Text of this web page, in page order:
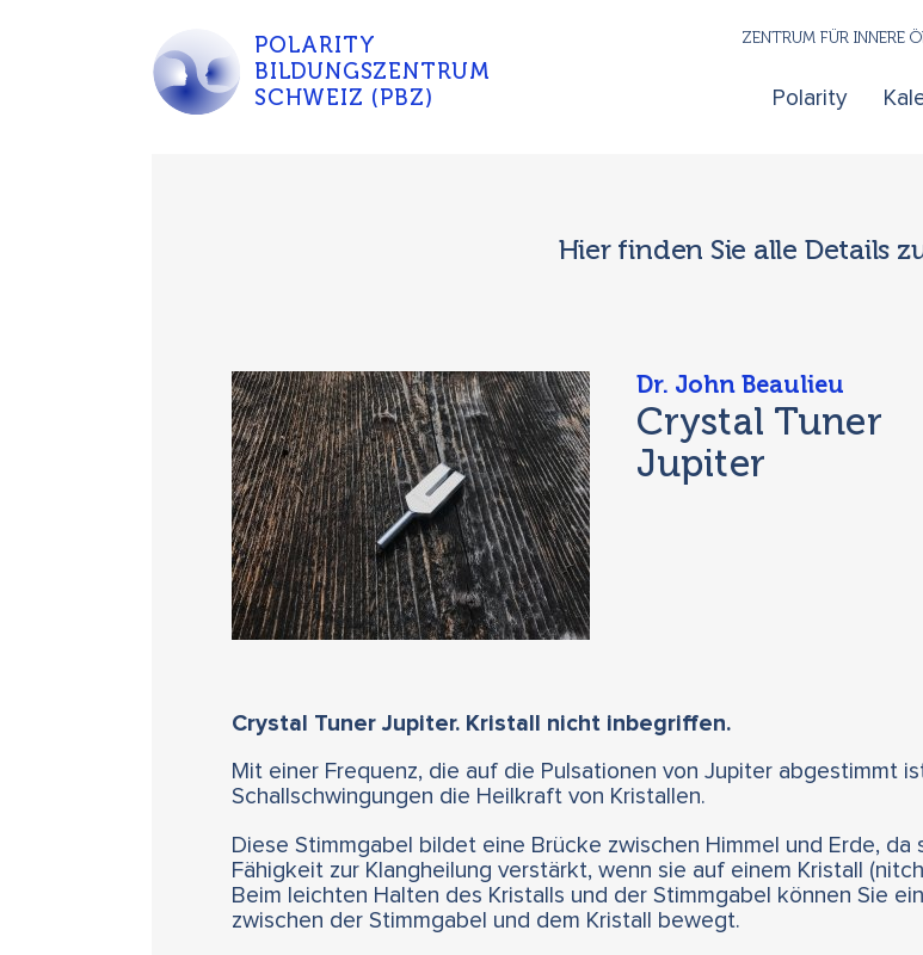
POLARITY
BILDUNGSZENTRUM
SCHWEIZ (PBZ)
Polarity
ZENTRUM FÜR INNERE
Hier finden Sie alle Details
Dr. John Beaulieu
Crystal Tuner
Jupiter
Crystal Tuner Jupiter. Kristall nicht inbegriffen.
Mit einer Frequenz, die auf die Pulsationen von Jupiter abgestimmt
Schallschwingungen die Heilkraft von Kristallen.
Diese Stimmgabel bildet eine Brücke zwischen Himmel und Erde,
Fähigkeit zur Klangheilung verstärkt, wenn sie auf einem Kristall
Beim leichten Halten des Kristalls und der Stimmgabel können Sie
zwischen der Stimmgabel und dem Kristall bewegt.